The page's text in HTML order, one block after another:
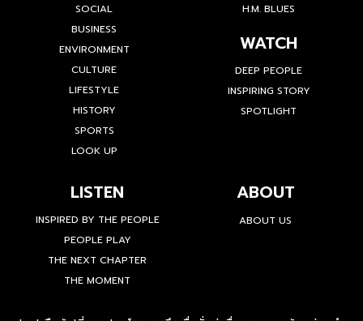
SOCIAL
BUSINESS
ENVIRONMENT
CULTURE
LIFESTYLE
HISTORY
SPORTS
LOOK UP
H.M. BLUES
WATCH
DEEP PEOPLE
INSPIRING STORY
SPOTLIGHT
LISTEN
INSPIRED BY THE PEOPLE
PEOPLE PLAY
THE NEXT CHAPTER
THE MOMENT
ABOUT
ABOUT US